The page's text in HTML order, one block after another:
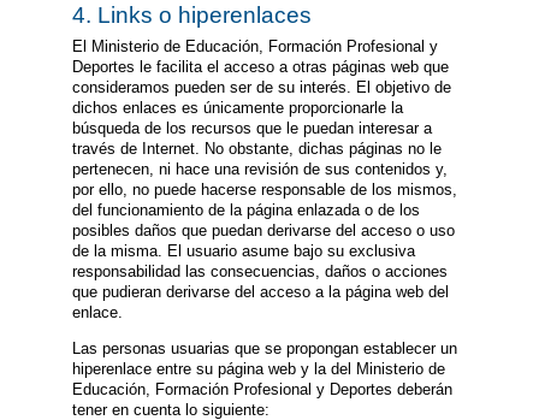
4. Links o hiperenlaces
El Ministerio de Educación, Formación Profesional y
Deportes le facilita el acceso a otras páginas web que
consideramos pueden ser de su interés. El objetivo de
dichos enlaces es únicamente proporcionarle la
búsqueda de los recursos que le puedan interesar a
través de Internet. No obstante, dichas páginas no le
pertenecen, ni hace una revisión de sus contenidos y,
por ello, no puede hacerse responsable de los mismos,
del funcionamiento de la página enlazada o de los
posibles daños que puedan derivarse del acceso o uso
de la misma. El usuario asume bajo su exclusiva
responsabilidad las consecuencias, daños o acciones
que pudieran derivarse del acceso a la página web del
enlace.
Las personas usuarias que se propongan establecer un
hiperenlace entre su página web y la del Ministerio de
Educación, Formación Profesional y Deportes deberán
tener en cuenta lo siguiente: